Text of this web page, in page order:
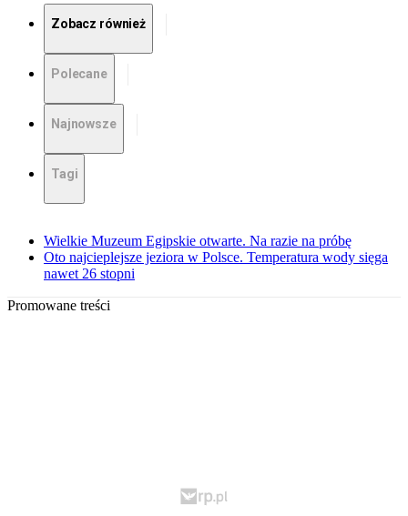
Zobacz również
Polecane
Najnowsze
Tagi
Wielkie Muzeum Egipskie otwarte. Na razie na próbę
Oto najcieplejsze jeziora w Polsce. Temperatura wody sięga
nawet 26 stopni
Promowane treści